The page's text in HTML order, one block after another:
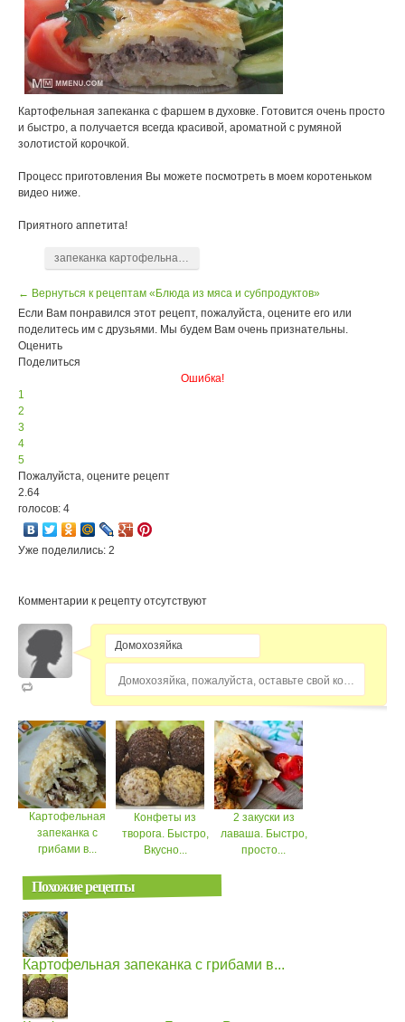
Картофельная запеканка с фаршем в духовке. Готовится очень просто
и быстро, а получается всегда красивой, ароматной с румяной
золотистой корочкой.
Процесс приготовления Вы можете посмотреть в моем коротеньком
видео ниже.
Приятного аппетита!
← Вернуться к рецептам «Блюда из мяса и субпродуктов»
Если Вам понравился этот рецепт, пожалуйста, оцените его или
поделитесь им с друзьями. Мы будем Вам очень признательны.
Оценить
Поделиться
Ошибка!
1
2
3
4
5
Пожалуйста, оцените рецепт
2.64
голосов: 4
Уже поделились: 2
Комментарии к рецепту отсутствуют
Картофельная
запеканка с
грибами в...
Конфеты из
творога. Быстро,
Вкусно...
2 закуски из
лаваша. Быстро,
просто...
Похожие рецепты
Картофельная запеканка с грибами в...